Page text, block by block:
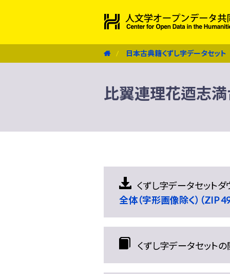
日本古典籍くずし字データセット
比翼連理花迺志
くずし字データセット
全体（字形画像除く）（ZIP
くずし字データセット